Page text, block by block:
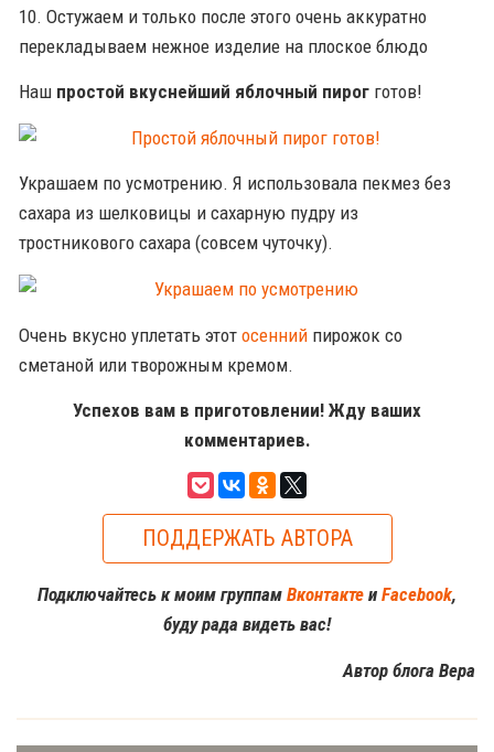
10. Остужаем и только после этого очень аккуратно
перекладываем нежное изделие на плоское блюдо
Наш простой вкуснейший яблочный пирог готов!
Украшаем по усмотрению. Я использовала пекмез без
сахара из шелковицы и сахарную пудру из
тростникового сахара (совсем чуточку).
Очень вкусно уплетать этот осенний пирожок со
сметаной или творожным кремом.
Успехов вам в приготовлении! Жду ваших
комментариев.
ПОДДЕРЖАТЬ АВТОРА
Подключайтесь к моим группам Вконтакте и Facebook,
буду рада видеть вас!
Автор блога Вера